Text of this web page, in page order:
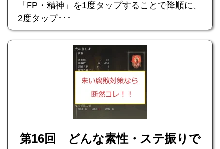
「FP・精神」を1度タップすることで降順に、
2度タップ･･･
第16回 どんな素性・ステ振りで